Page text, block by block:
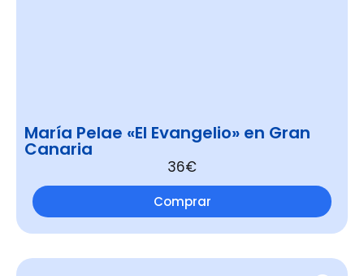
María Pelae «El Evangelio» en Gran
Canaria
36€
Comprar